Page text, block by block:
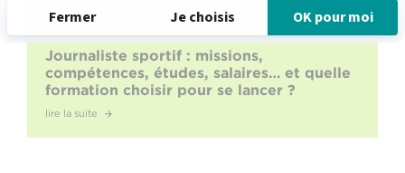
Journaliste sportif : missions,
compétences, études, salaires… et quelle
formation choisir pour se lancer ?
lire la suite